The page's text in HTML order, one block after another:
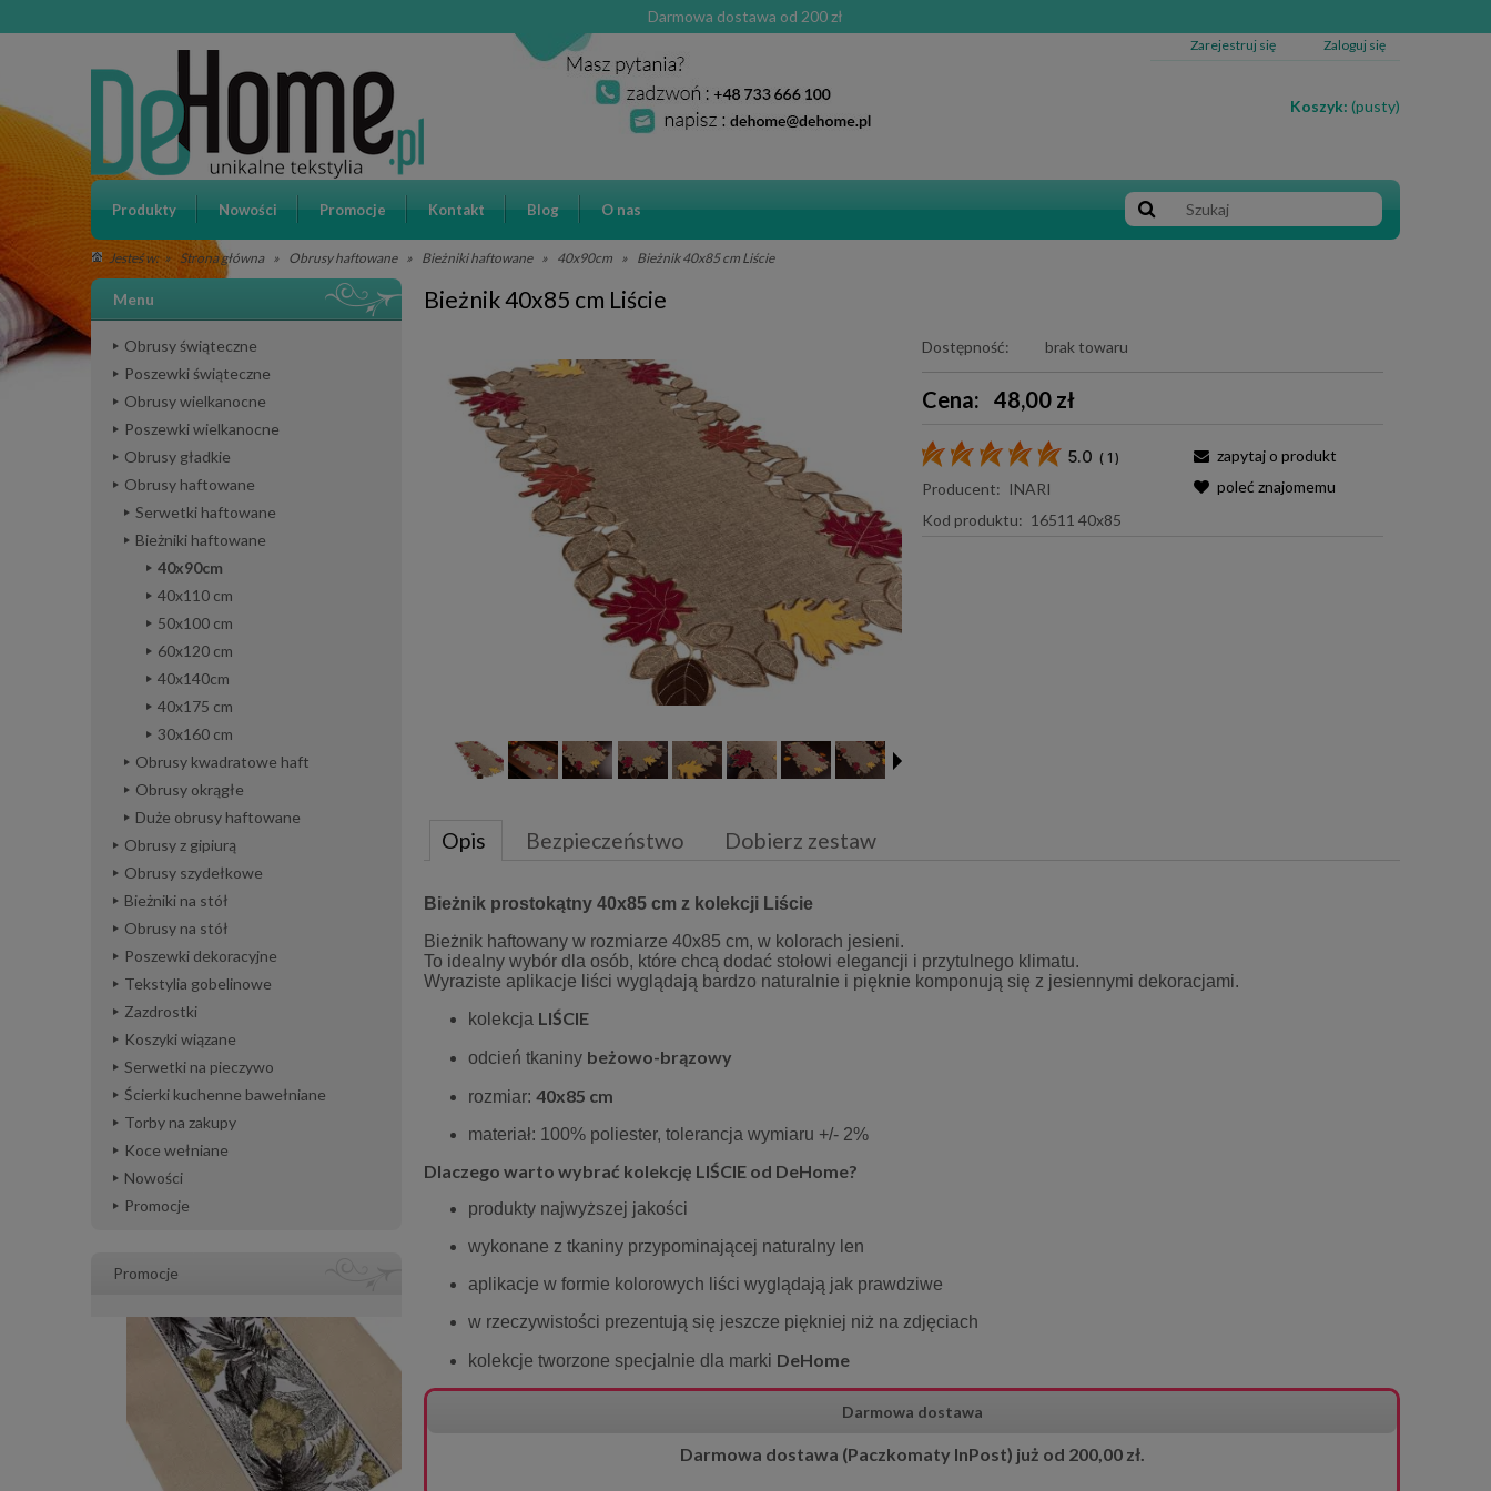
Darmowa dostawa od 200 zł
Zarejestruj się Zaloguj się
Koszyk: (pusty)
Produkty Nowości Promocje Kontakt Blog O nas
Jesteś w: » Strona główna » Obrusy haftowane » Bieżniki haftowane » 40x90cm » Bieżnik 40x85 cm Liście
Menu
Obrusy świąteczne
Poszewki świąteczne
Obrusy wielkanocne
Poszewki wielkanocne
Obrusy gładkie
Obrusy haftowane
Serwetki haftowane
Bieżniki haftowane
40x90cm
40x110 cm
50x100 cm
60x120 cm
40x140cm
40x175 cm
30x160 cm
Obrusy kwadratowe haft
Obrusy okrągłe
Duże obrusy haftowane
Obrusy z gipiurą
Obrusy szydełkowe
Bieżniki na stół
Obrusy na stół
Poszewki dekoracyjne
Tekstylia gobelinowe
Zazdrostki
Koszyki wiązane
Serwetki na pieczywo
Ścierki kuchenne bawełniane
Torby na zakupy
Koce wełniane
Nowości
Promocje
Promocje
Bieżnik 40x85 cm Liście
Dostępność: brak towaru
Cena: 48,00 zł
5.0 ( 1 )
Producent: INARI
Kod produktu: 16511 40x85
zapytaj o produkt
poleć znajomemu
Opis Bezpieczeństwo Dobierz zestaw
Bieżnik prostokątny 40x85 cm z kolekcji Liście
Bieżnik haftowany w rozmiarze 40x85 cm, w kolorach jesieni.
To idealny wybór dla osób, które chcą dodać stołowi elegancji i przytulnego klimatu.
Wyraziste aplikacje liści wyglądają bardzo naturalnie i pięknie komponują się z jesiennymi dekoracjami.
kolekcja LIŚCIE
odcień tkaniny beżowo-brązowy
rozmiar: 40x85 cm
materiał: 100% poliester, tolerancja wymiaru +/- 2%
Dlaczego warto wybrać kolekcję LIŚCIE od DeHome?
produkty najwyższej jakości
wykonane z tkaniny przypominającej naturalny len
aplikacje w formie kolorowych liści wyglądają jak prawdziwe
w rzeczywistości prezentują się jeszcze piękniej niż na zdjęciach
kolekcje tworzone specjalnie dla marki DeHome
Darmowa dostawa
Darmowa dostawa (Paczkomaty InPost) już od 200,00 zł.